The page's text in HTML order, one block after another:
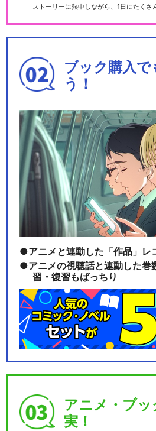
ストーリーに熱中しながら、1日にたくさ
ブック購入
う！
アニメと連動した「作品」レ
アニメの視聴話と連動した巻
習・復習もばっちり
アニメ・ブ
実！